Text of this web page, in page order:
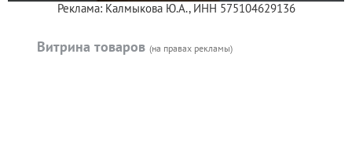
Реклама: Калмыкова Ю.А., ИНН 575104629136
Витрина товаров (на правах рекламы)